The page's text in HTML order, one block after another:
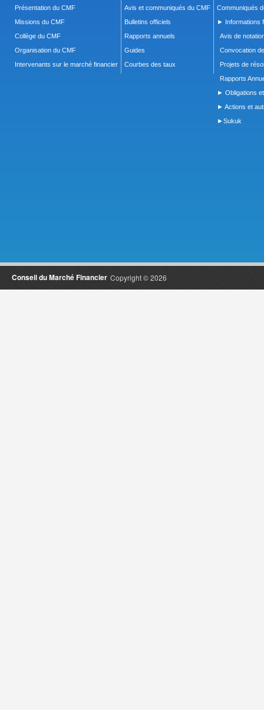
Présentation du CMF
Missions du CMF
Collège du CMF
Organisation du CMF
Intervenants sur le marché financier
Avis et communiqués du CMF
Bulletins officiels
Rapports annuels
Guides
Courbes des taux
Communiqués
► Informations
Avis de
Convocation
Projets de
Rapports
► Obligations
► Actions et
►Sukuk
Copyright © 2026
Conseil du Marché Financier